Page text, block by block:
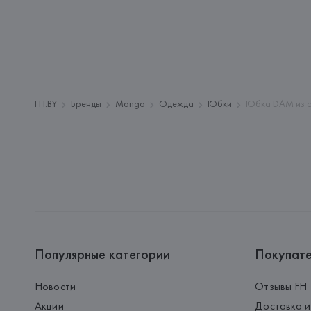
FH.BY Бренды Mango Одежда Юбки Юбка DAM из
Популярные категории
Новости
Акции
Отзывы FH
Доставка